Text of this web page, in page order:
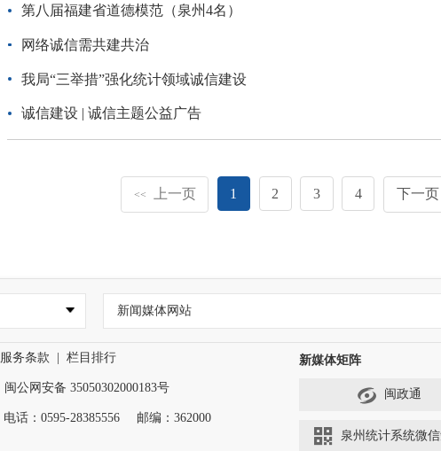
第八届福建省道德模范（泉州4名）
网络诚信需共建共治
我局“三举措”强化统计领域诚信建设
诚信建设 | 诚信主题公益广告
<< 上一页 1 2 3 4 下一页
新闻媒体网站
服务条款 栏目排行
闽公网安备 35050302000183号
电话：0595-28385556 邮编：362000
新媒体矩阵
闽政通
泉州统计系统微